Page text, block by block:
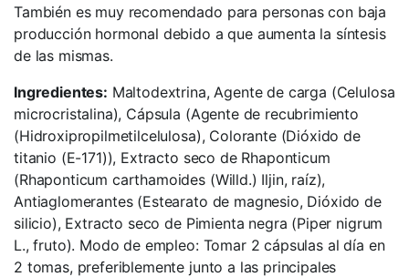
También es muy recomendado para personas con baja
producción hormonal debido a que aumenta la síntesis
de las mismas.
Ingredientes: Maltodextrina, Agente de carga (Celulosa
microcristalina), Cápsula (Agente de recubrimiento
(Hidroxipropilmetilcelulosa), Colorante (Dióxido de
titanio (E-171)), Extracto seco de Rhaponticum
(Rhaponticum carthamoides (Willd.) Iljin, raíz),
Antiaglomerantes (Estearato de magnesio, Dióxido de
silicio), Extracto seco de Pimienta negra (Piper nigrum
L., fruto). Modo de empleo: Tomar 2 cápsulas al día en
2 tomas, preferiblemente junto a las principales